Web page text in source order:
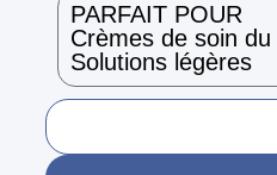
PARFAIT POUR
Crèmes de soin
Solutions légères